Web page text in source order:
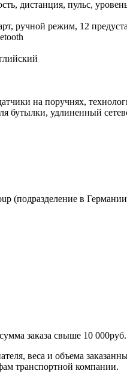
дистанция, пульс,
ручной режим, 12
на поручнях,
бутылки, удлиненный
(подразделение в
заказа свыше 10 000руб.
веса и объема
транспортной компании.